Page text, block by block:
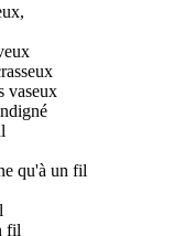
vaseux
qu'à un fil
fil